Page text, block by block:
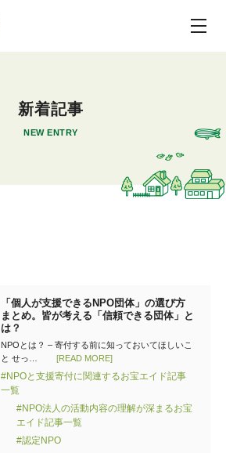
新着記事
NEW ENTRY
「個人が支援できるNPO団体」の選び方
まとめ。皆が考える「信頼できる団体」と
は？
NPOとは？ – 寄付する前に知っておいてほしいこ
と せっ…
[READ MORE]
#NPOと支援寄付に関連するお宝エイド記事
一覧
#NPO法人の活動内容の理解が深まるお宝
エイド記事一覧
#認定NPO